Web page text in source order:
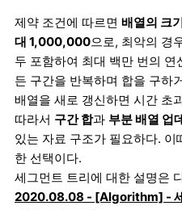
제약 조건에 따르면 배열의 크
대 1,000,000으로, 최악의 경
두 포함하여 최대 백만 번의
든 구간을 반복하며 합을 구하
배열을 새로 갱신하면 시간 초
따라서 구간 합과 부분 배열 업
있는 자료 구조가 필요하다. 이
한 선택이다.
세그먼트 트리에 대한 설명은
2020.08.08 - [Algorithm] -